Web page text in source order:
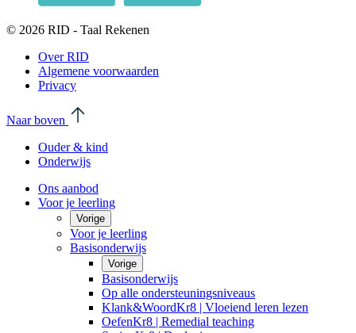
© 2026 RID - Taal Rekenen
Over RID
Algemene voorwaarden
Privacy
Naar boven
Ouder & kind
Onderwijs
Ons aanbod
Voor je leerling
Vorige
Voor je leerling
Basisonderwijs
Vorige
Basisonderwijs
Op alle ondersteuningsniveaus
Klank&WoordKr8 | Vloeiend leren lezen
OefenKr8 | Remedial teaching